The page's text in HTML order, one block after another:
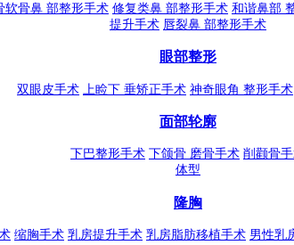
软骨鼻 部整形手术 修复类鼻 部整形手术 和谐鼻部
提升手术 唇裂鼻 部整形手术
眼部整形
双眼皮手术 上睑下 垂矫正手术 神奇眼角 整形手术
面部轮廓
下巴整形手术 下颌骨 磨骨手术 削颧骨
体型
隆胸
缩胸手术 乳房提升手术 乳房脂肪移植手术 男性乳